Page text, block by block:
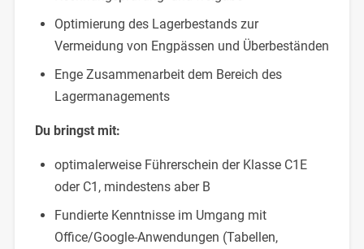
Optimierung des Lagerbestands zur
Vermeidung von Engpässen und Überbeständen
Enge Zusammenarbeit dem Bereich des
Lagermanagements
Du bringst mit:
optimalerweise Führerschein der Klasse C1E
oder C1, mindestens aber B
Fundierte Kenntnisse im Umgang mit
Office/Google-Anwendungen (Tabellen,